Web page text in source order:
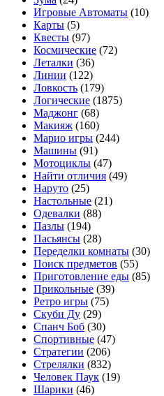
Игровые Автоматы (10)
Карты (5)
Квесты (97)
Космические (72)
Леталки (36)
Линии (122)
Ловкость (179)
Логические (1875)
Маджонг (68)
Макияж (160)
Марио игры (244)
Машины (91)
Мотоциклы (47)
Найти отличия (49)
Наруто (25)
Настольные (21)
Одевалки (88)
Пазлы (194)
Пасьянсы (28)
Переделки комнаты (30)
Поиск предметов (55)
Приготовление еды (85)
Прикольные (39)
Ретро игры (75)
Скуби Ду (29)
Спанч Боб (30)
Спортивные (47)
Стратегии (206)
Стрелялки (832)
Человек Паук (19)
Шарики (46)